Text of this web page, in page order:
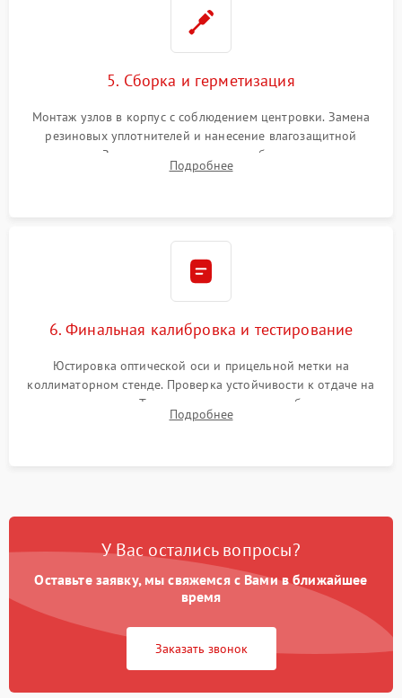
5. Сборка и герметизация
Монтаж узлов в корпус с соблюдением центровки. Замена
резиновых уплотнителей и нанесение влагозащитной
смазки. Заполнение внутреннего объема прицела
осушенным азотом для предотвращения запотевания оптики
Подробнее
6. Финальная калибровка и тестирование
Юстировка оптической оси и прицельной метки на
коллиматорном стенде. Проверка устойчивости к отдаче на
ударном стенде. Тестирование качества изображения в
темноте, дальности обнаружения и корректной работы всех
Подробнее
У Вас остались вопросы?
Оставьте заявку, мы свяжемся с Вами в ближайшее
время
Заказать звонок